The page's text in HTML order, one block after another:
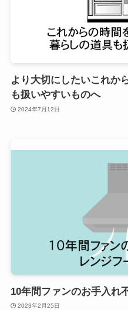
より大切にしたいこれか
も扱いやすいものへ
2024年7月12日
10年間ファンのお手入れ
2023年2月25日